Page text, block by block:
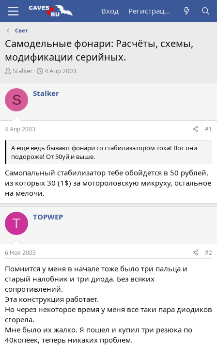
Вход Регистрация
Свет
Самодельные фонари: Расчёты, схемы,
модификации серийных.
А
т
о
р
т
е
м
ы
Stalker
Д
а
ч
л
а
4 Апр 2003
S Stalker
4 Апр 2003 #1
А еще ведь бывают фонари со стабилизатором тока! Вот они
подороже! От 50уй и выше.
Самопальный стабилизатор тебе обойдется в 50 рублей,
из которых 30 (1$) за мотороловскую микруху, остальное
на мелочи.
T TOPWEP
6 Ноя 2003 #2
Помнится у меня в начале тоже было три пальца и
старый налобник и три диода. Без всяких
сопротивлений.
Эта конструкция работает.
Но через некоторое время у меня все таки пара диодиков
сгорела.
Мне было их жалко. Я пошел и купил три резюка по
40копеек, теперь никаких проблем.